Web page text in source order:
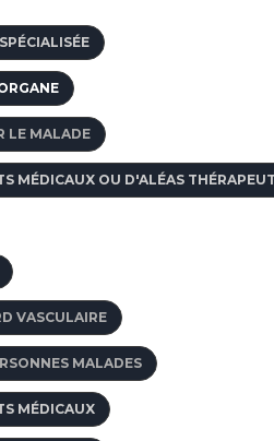
LE MALADE
MÉDICAUX OU D'ALÉAS
VASCULAIRE
MALADES
MÉDICAUX